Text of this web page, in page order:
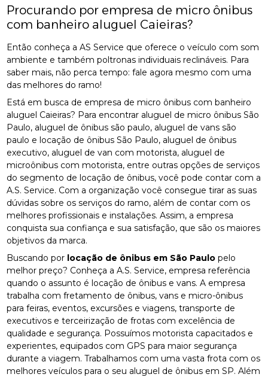
Procurando por empresa de micro ônibus
com banheiro aluguel Caieiras?
Então conheça a AS Service que oferece o veículo com som
ambiente e também poltronas individuais reclináveis. Para
saber mais, não perca tempo: fale agora mesmo com uma
das melhores do ramo!
Está em busca de empresa de micro ônibus com banheiro
aluguel Caieiras? Para encontrar aluguel de micro ônibus São
Paulo, aluguel de ônibus são paulo, aluguel de vans são
paulo e locação de ônibus São Paulo, aluguel de ônibus
executivo, aluguel de van com motorista, aluguel de
microônibus com motorista, entre outras opções de serviços
do segmento de locação de ônibus, você pode contar com a
A.S. Service. Com a organização você consegue tirar as suas
dúvidas sobre os serviços do ramo, além de contar com os
melhores profissionais e instalações. Assim, a empresa
conquista sua confiança e sua satisfação, que são os maiores
objetivos da marca.
Buscando por locação de ônibus em São Paulo pelo
melhor preço? Conheça a A.S. Service, empresa referência
quando o assunto é locação de ônibus e vans. A empresa
trabalha com fretamento de ônibus, vans e micro-ônibus
para feiras, eventos, excursões e viagens, transporte de
executivos e terceirização de frotas com excelência de
qualidade e segurança. Possuímos motorista capacitados e
experientes, equipados com GPS para maior segurança
durante a viagem. Trabalhamos com uma vasta frota com os
melhores veículos para o seu aluguel de ônibus em SP. Além